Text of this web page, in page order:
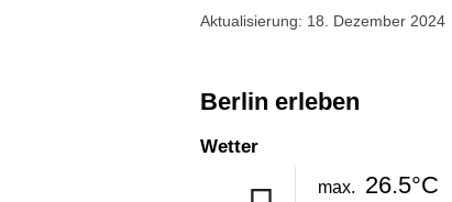
Aktualisierung: 18. Dezember 2024
Berlin erleben
Wetter
max. 26.5°C